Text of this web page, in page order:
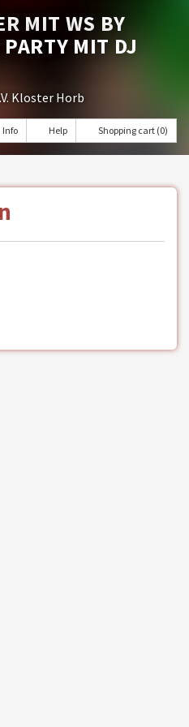
MIT WS BY
MIT DJ
Kloster Horb
Info Help Shopping cart (0)